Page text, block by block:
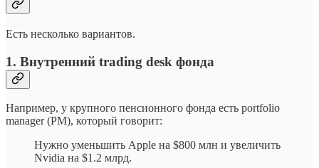
Есть несколько вариантов.
1. Внутренний trading desk фонда
Например, у крупного пенсионного фонда есть portfolio
manager (PM), который говорит:
Нужно уменьшить Apple на $800 млн и увеличить
Nvidia на $1.2 млрд.